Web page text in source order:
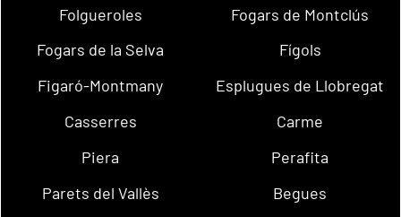
Folgueroles
Fogars de Montclús
Fogars de la Selva
Fígols
Figaró-Montmany
Esplugues de Llobregat
Casserres
Carme
Piera
Perafita
Parets del Vallès
Begues